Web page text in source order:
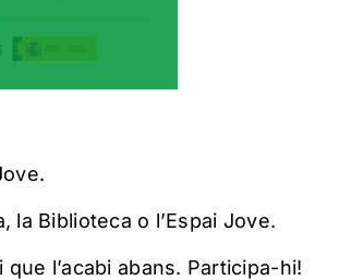
la Biblioteca o l’Espai Jove.
l’acabi abans. Participa-hi!